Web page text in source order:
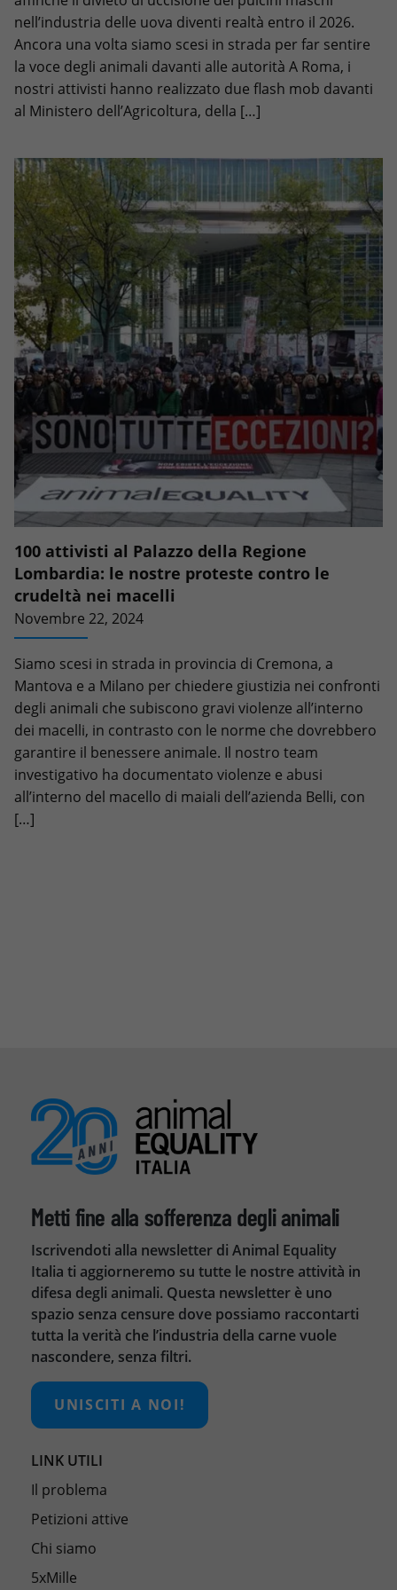
nell’industria delle uova diventi realtà entro il 2026.
Ancora una volta siamo scesi in strada per far sentire
la voce degli animali davanti alle autorità A Roma, i
nostri attivisti hanno realizzato due flash mob davanti
al Ministero dell’Agricoltura, della […]
100 attivisti al Palazzo della Regione
Lombardia: le nostre proteste contro le
crudeltà nei macelli
Novembre 22, 2024
Siamo scesi in strada in provincia di Cremona, a
Mantova e a Milano per chiedere giustizia nei confronti
degli animali che subiscono gravi violenze all’interno
dei macelli, in contrasto con le norme che dovrebbero
garantire il benessere animale. Il nostro team
investigativo ha documentato violenze e abusi
all’interno del macello di maiali dell’azienda Belli, con
[…]
Metti fine alla sofferenza degli animali
Iscrivendoti alla newsletter di Animal Equality
Italia ti aggiorneremo su tutte le nostre attività in
difesa degli animali. Questa newsletter è uno
spazio senza censure dove possiamo raccontarti
tutta la verità che l’industria della carne vuole
nascondere, senza filtri.
UNISCITI A NOI!
LINK UTILI
Il problema
Petizioni attive
Chi siamo
5xMille